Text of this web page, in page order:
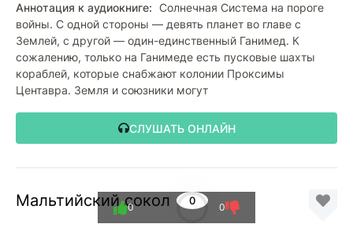
Аннотация к аудиокниге: Солнечная Система на пороге
войны. С одной стороны — девять планет во главе с
Землей, с другой — один-единственный Ганимед. К
сожалению, только на Ганимеде есть пусковые шахты
кораблей, которые снабжают колонии Проксимы
Центавра. Земля и союзники могут
СЛУШАТЬ ОНЛАЙН
Мальтийский сокол 0
0 0